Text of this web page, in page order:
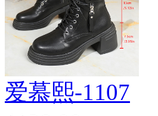
爱慕熙-1107